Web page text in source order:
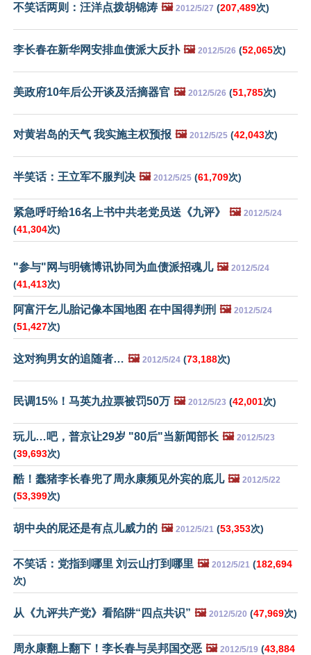
不笑话两则：汪洋点拨胡锦涛 🖼️ 2012/5/27 (207,489次)
李长春在新华网安排血债派大反扑 🖼️ 2012/5/26 (52,065次)
美政府10年后公开谈及活摘器官 🖼️ 2012/5/26 (51,785次)
对黄岩岛的天气 我实施主权预报 🖼️ 2012/5/25 (42,043次)
半笑话：王立军不服判决 🖼️ 2012/5/25 (61,709次)
紧急呼吁给16名上书中共老党员送《九评》 🖼️ 2012/5/24
(41,304次)
"参与"网与明镜博讯协同为血债派招魂儿 🖼️ 2012/5/24
(41,413次)
阿富汗乞儿胎记像本国地图 在中国得判刑 🖼️ 2012/5/24
(51,427次)
这对狗男女的追随者… 🖼️ 2012/5/24 (73,188次)
民调15%！马英九拉票被罚50万 🖼️ 2012/5/23 (42,001次)
玩儿…吧，普京让29岁 "80后"当新闻部长 🖼️ 2012/5/23
(39,693次)
酷！蠢猪李长春兜了周永康频见外宾的底儿 🖼️ 2012/5/22
(53,399次)
胡中央的屁还是有点儿威力的 🖼️ 2012/5/21 (53,353次)
不笑话：党指到哪里 刘云山打到哪里 🖼️ 2012/5/21 (182,694
次)
从《九评共产党》看陷阱“四点共识” 🖼️ 2012/5/20 (47,969次)
周永康翻上翻下！李长春与吴邦国交恶 🖼️ 2012/5/19 (43,884